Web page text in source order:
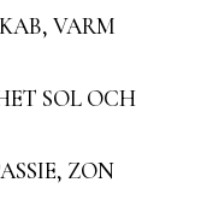
VARM
SOL OCH
ZON